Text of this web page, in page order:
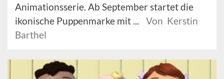
Animationsserie. Ab September startet die
ikonische Puppenmarke mit ...
Von Kerstin
Barthel